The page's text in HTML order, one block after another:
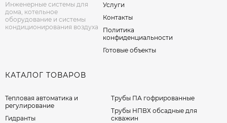
Инженерные системы для
дома, котельное
оборудование и системы
кондиционирования воздуха
Услуги
Контакты
Политика
конфиденциальности
Готовые объекты
КАТАЛОГ ТОВАРОВ
Тепловая автоматика и
регулирование
Гидранты
Трубы ПА гофрированные
Трубы НПВХ обсадные для
скважин